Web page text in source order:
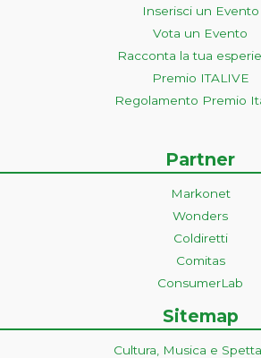
Inserisci un Evento
Vota un Evento
Racconta la tua
Premio ITALIVE
Regolamento Premio
Partner
Markonet
Wonders
Coldiretti
Comitas
ConsumerLab
Sitemap
Cultura, Musica e